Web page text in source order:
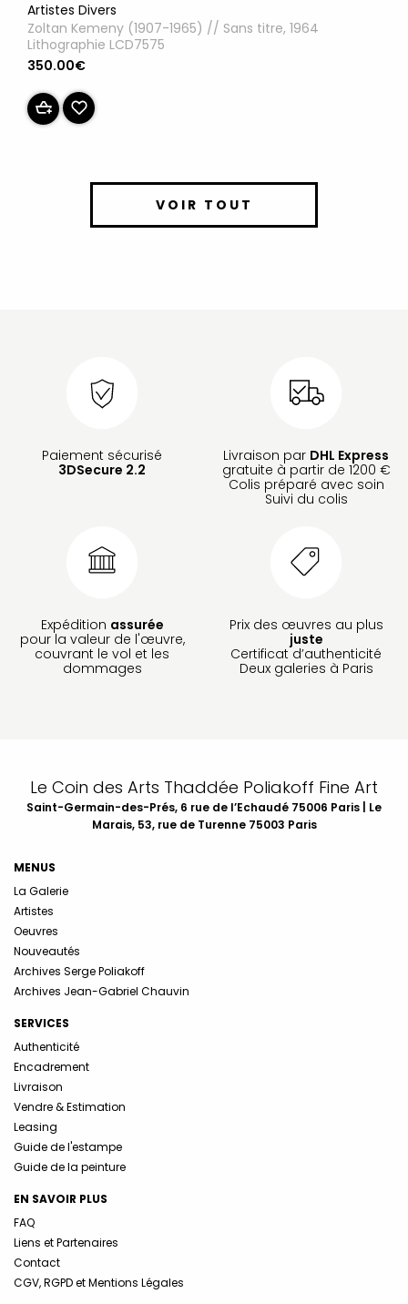
Artistes Divers
Zoltan Kemeny (1907-1965) // Sans titre, 1964
Lithographie LCD7575
350.00€
VOIR TOUT
Paiement sécurisé
3DSecure 2.2
Livraison par DHL Express
gratuite à partir de 1200 €
Colis préparé avec soin
Suivi du colis
Expédition assurée
pour la valeur de l'œuvre,
couvrant le vol et les
dommages
Prix des œuvres au plus
juste
Certificat d’authenticité
Deux galeries à Paris
Le Coin des Arts Thaddée Poliakoff Fine Art
Saint-Germain-des-Prés, 6 rue de l’Echaudé 75006 Paris | Le
Marais, 53, rue de Turenne 75003 Paris
MENUS
La Galerie
Artistes
Oeuvres
Nouveautés
Archives Serge Poliakoff
Archives Jean-Gabriel Chauvin
SERVICES
Authenticité
Encadrement
Livraison
Vendre & Estimation
Leasing
Guide de l'estampe
Guide de la peinture
EN SAVOIR PLUS
FAQ
Liens et Partenaires
Contact
CGV, RGPD et Mentions Légales